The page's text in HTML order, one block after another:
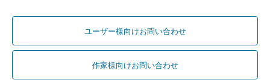
ユーザー様向けお問い合わせ
作家様向けお問い合わせ